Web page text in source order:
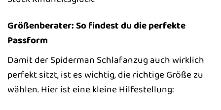
Größenberater: So findest du die perfekte
Passform
Damit der Spiderman Schlafanzug auch wirklich
perfekt sitzt, ist es wichtig, die richtige Größe zu
wählen. Hier ist eine kleine Hilfestellung: